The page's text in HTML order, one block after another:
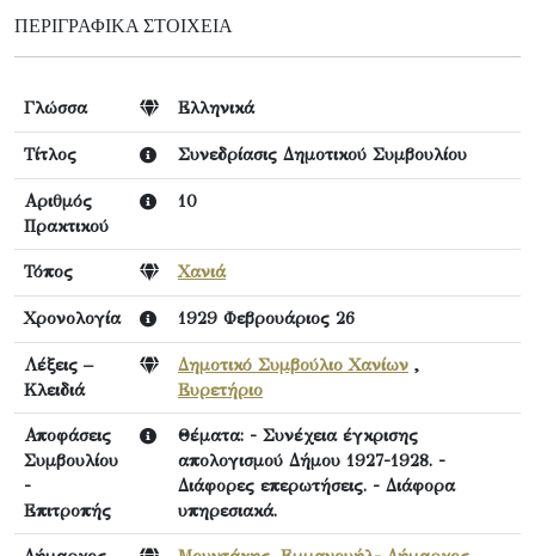
ΠΕΡΙΓΡΑΦΙΚΆ ΣΤΟΙΧΕΊΑ
Γλώσσα Ελληνικά
Τίτλος Συνεδρίασις Δημοτικού Συμβουλίου
Αριθμός
Πρακτικού
10
Τόπος Χανιά
Χρονολογία 1929 Φεβρουάριος 26
Λέξεις –
Κλειδιά
Δημοτικό Συμβούλιο Χανίων ,
Ευρετήριο
Αποφάσεις
Συμβουλίου
-
Επιτροπής
Θέματα: - Συνέχεια έγκρισης
απολογισμού Δήμου 1927-1928. -
Διάφορες επερωτήσεις. - Διάφορα
υπηρεσιακά.